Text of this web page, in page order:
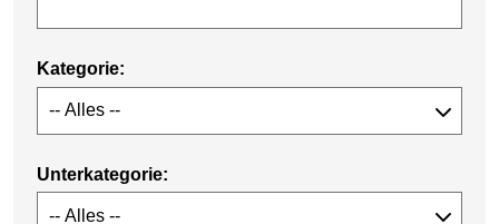
Kategorie:
Unterkategorie: